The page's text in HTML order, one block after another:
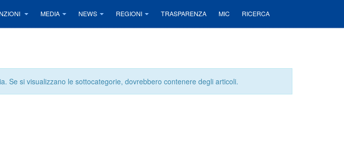
MEDIA NEWS REGIONI TRASPARENZA MIC RICERCA
Se si visualizzano le sottocategorie, dovrebbero contenere degli articoli.